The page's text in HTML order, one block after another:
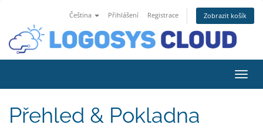
Čeština Přihlášení Registrace Zobrazit košík
Přehled & Pokladna